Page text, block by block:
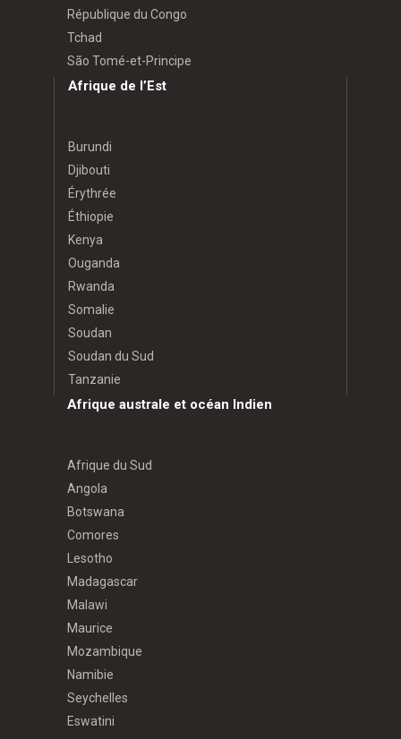
République du Congo
Tchad
São Tomé-et-Principe
Afrique de l’Est
Burundi
Djibouti
Érythrée
Éthiopie
Kenya
Ouganda
Rwanda
Somalie
Soudan
Soudan du Sud
Tanzanie
Afrique australe et océan Indien
Afrique du Sud
Angola
Botswana
Comores
Lesotho
Madagascar
Malawi
Maurice
Mozambique
Namibie
Seychelles
Eswatini